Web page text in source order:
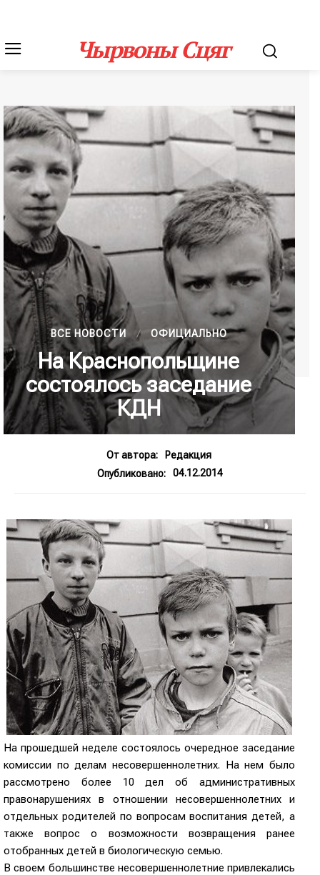
Чырвоны Сцяг
ВСЕ НОВОСТИ ОФИЦИАЛЬНО
На Краснопольщине
состоялось заседание
КДН
От автора:
Редакция
Опубликовано:
04.12.2014
На прошедшей неделе состоялось очередное заседание
комиссии по делам несовершеннолетних. На нем было
рассмотрено более 10 дел об административных
правонарушениях в отношении несовершеннолетних и
отдельных родителей по вопросам воспитания детей, а
также вопрос о возможности возвращения ранее
отобранных детей в биологическую семью.
В своем большинстве несовершеннолетние привлекались